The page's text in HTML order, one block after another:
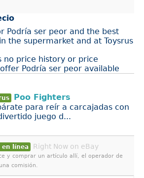
Podría ser peor and the best
the supermarket and at Toysrus
no price history or price
Podría ser peor available
Poo Fighters
para reír a carcajadas con
juego d...
en línea Right Now on eBay
y comprar un artículo allí, el operador de
comisión.